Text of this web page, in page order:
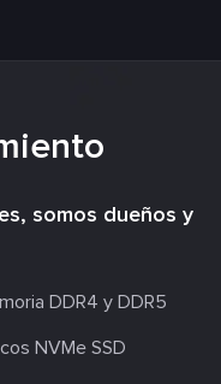
somos dueños y
DDR4 y DDR5
NVMe SSD